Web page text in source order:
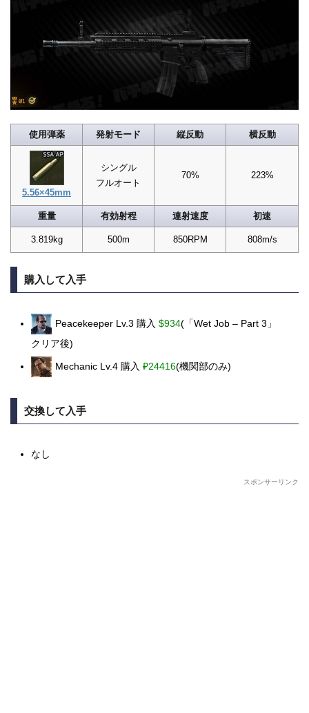
使用弾薬 発射モード 縦反動 横反動
5.56×45mm
シングル
フルオート
70% 223%
重量 有効射程 連射速度 初速
3.819kg 500m 850RPM 808m/s
購入して入手
Peacekeeper Lv.3 購入 $934(「Wet Job – Part 3」
クリア後)
Mechanic Lv.4 購入 ₽24416(機関部のみ)
交換して入手
なし
スポンサーリンク